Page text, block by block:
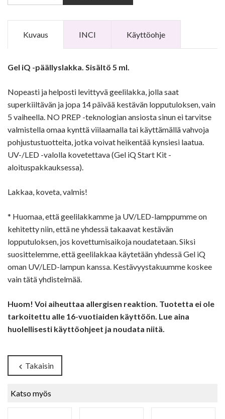
Kuvaus INCI Käyttöohje
Gel iQ -päällyslakka. Sisältö 5 ml.
Nopeasti ja helposti levittyvä geelilakka, jolla saat
superkiiltävän ja jopa 14 päivää kestävän lopputuloksen, vain
5 vaiheella. NO PREP -teknologian ansiosta sinun ei tarvitse
valmistella omaa kynttä viilaamalla tai käyttämällä vahvoja
pohjustustuotteita, jotka voivat heikentää kynsiesi laatua.
UV-/LED -valolla kovetettava (Gel iQ Start Kit -
aloituspakkauksessa).
Lakkaa, koveta, valmis!
* Huomaa, että geelilakkamme ja UV/LED-lamppumme on
kehitetty niin, että ne yhdessä takaavat kestävän
lopputuloksen, jos kovettumisaikoja noudatetaan. Siksi
suosittelemme, että geelilakkaa käytetään yhdessä Gel iQ
oman UV/LED-lampun kanssa. Kestävyystakuumme koskee
vain tätä yhdistelmää.
Huom! Voi aiheuttaa allergisen reaktion. Tuotetta ei ole
tarkoitettu alle 16-vuotiaiden käyttöön. Lue aina
huolellisesti käyttöohjeet ja noudata niitä.
chevron_left Takaisin
Katso myös